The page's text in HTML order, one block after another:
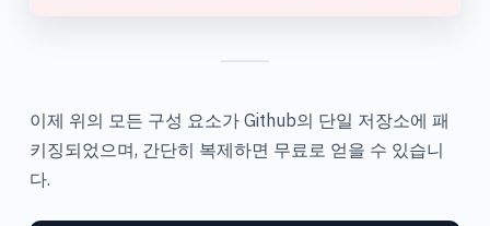
이제 위의 모든 구성 요소가 Github의 단일 저장소에 패
키징되었으며, 간단히 복제하면 무료로 얻을 수 있습니
다.